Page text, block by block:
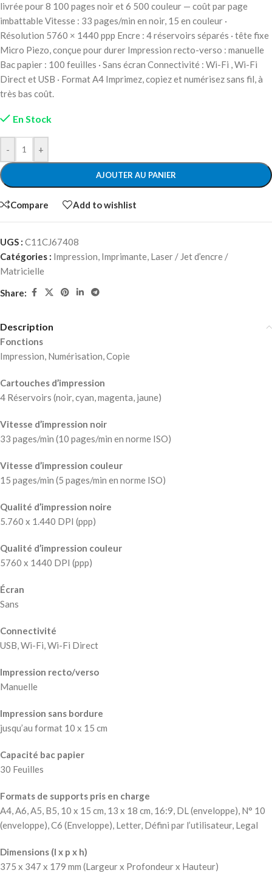
livrée pour 8 100 pages noir et 6 500 couleur — coût par page
imbattable Vitesse : 33 pages/min en noir, 15 en couleur ·
Résolution 5760 × 1440 ppp Encre : 4 réservoirs séparés · tête fixe
Micro Piezo, conçue pour durer Impression recto-verso : manuelle
Bac papier : 100 feuilles · Sans écran Connectivité : Wi-Fi , Wi-Fi
Direct et USB · Format A4 Imprimez, copiez et numérisez sans fil, à
très bas coût.
En Stock
- +
AJOUTER AU PANIER
Compare Add to wishlist
UGS : C11CJ67408
Catégories : Impression, Imprimante, Laser / Jet d’encre /
Matricielle
Share:
Description
Fonctions
Impression, Numérisation, Copie
Cartouches d’impression
4 Réservoirs (noir, cyan, magenta, jaune)
Vitesse d’impression noir
33 pages/min (10 pages/min en norme ISO)
Vitesse d’impression couleur
15 pages/min (5 pages/min en norme ISO)
Qualité d’impression noire
5.760 x 1.440 DPI (ppp)
Qualité d’impression couleur
5760 x 1440 DPI (ppp)
Écran
Sans
Connectivité
USB, Wi-Fi, Wi-Fi Direct
Impression recto/verso
Manuelle
Impression sans bordure
jusqu’au format 10 x 15 cm
Capacité bac papier
30 Feuilles
Formats de supports pris en charge
A4, A6, A5, B5, 10 x 15 cm, 13 x 18 cm, 16:9, DL (enveloppe), N° 10
(enveloppe), C6 (Enveloppe), Letter, Défini par l’utilisateur, Legal
Dimensions (l x p x h)
375‎ x 347 x 179 mm (Largeur x Profondeur x Hauteur)